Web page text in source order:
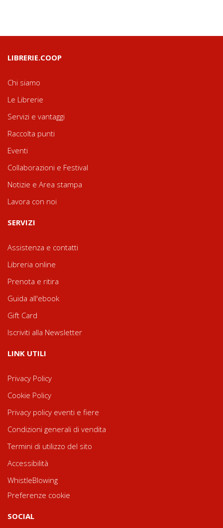
LIBRERIE.COOP
Chi siamo
Le Librerie
Servizi e vantaggi
Raccolta punti
Eventi
Collaborazioni e Festival
Notizie e Area stampa
Lavora con noi
SERVIZI
Assistenza e contatti
Libreria online
Prenota e ritira
Guida all'ebook
Gift Card
Iscriviti alla Newsletter
LINK UTILI
Privacy Policy
Cookie Policy
Privacy policy eventi e fiere
Condizioni generali di vendita
Termini di utilizzo del sito
Accessibilità
WhistleBlowing
Preferenze cookie
SOCIAL